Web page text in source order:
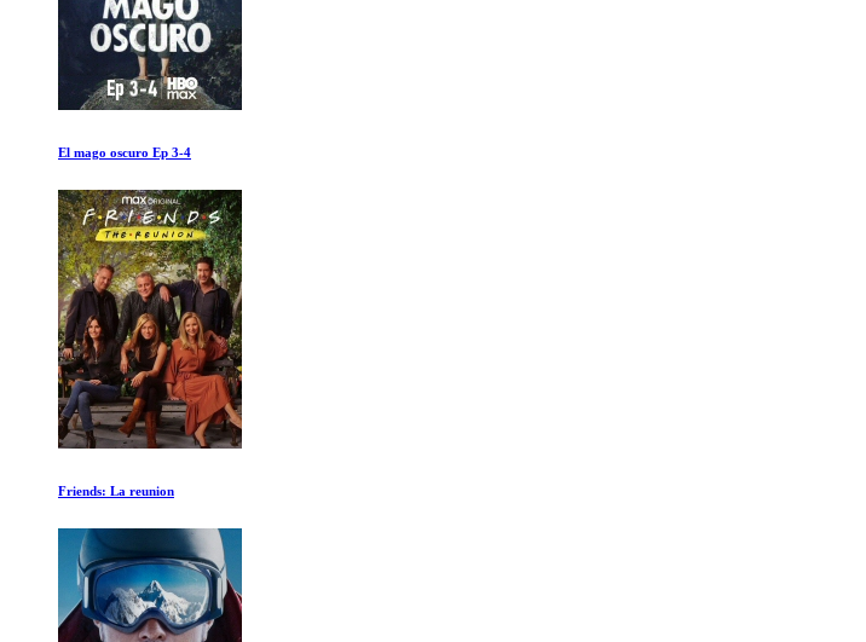
Horizontes Perdidos: El Big Bang
Los Ultimos Asesinos